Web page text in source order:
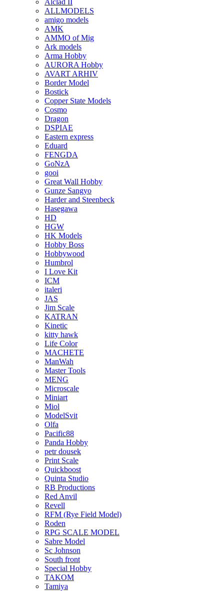
Alclad II
ALLMODELS
amigo models
AMK
AMMO of Mig
Ark models
Arma Hobby
AURORA Hobby
AVART ARHIV
Border Model
Bostick
Copper State Models
Cosmo
Dragon
DSPIAE
Eastern express
Eduard
FENGDA
GoNzA
gooi
Great Wall Hobby
Gunze Sangyo
Harder and Steenbeck
Hasegawa
HD
HGW
HK Models
Hobby Boss
Hobbywood
Humbrol
I Love Kit
ICM
italeri
JAS
Jim Scale
KATRAN
Kinetic
kitty hawk
Life Color
MACHETE
ManWah
Master Tools
MENG
Microscale
Miniart
Miol
ModelSvit
Olfa
Pacific88
Panda Hobby
petr dousek
Print Scale
Quickboost
Quinta Studio
RB Productions
Red Anvil
Revell
RFM (Rye Field Model)
Roden
RPG SCALE MODEL
Sabre Model
Sc Johnson
South front
Special Hobby
TAKOM
Tamiya